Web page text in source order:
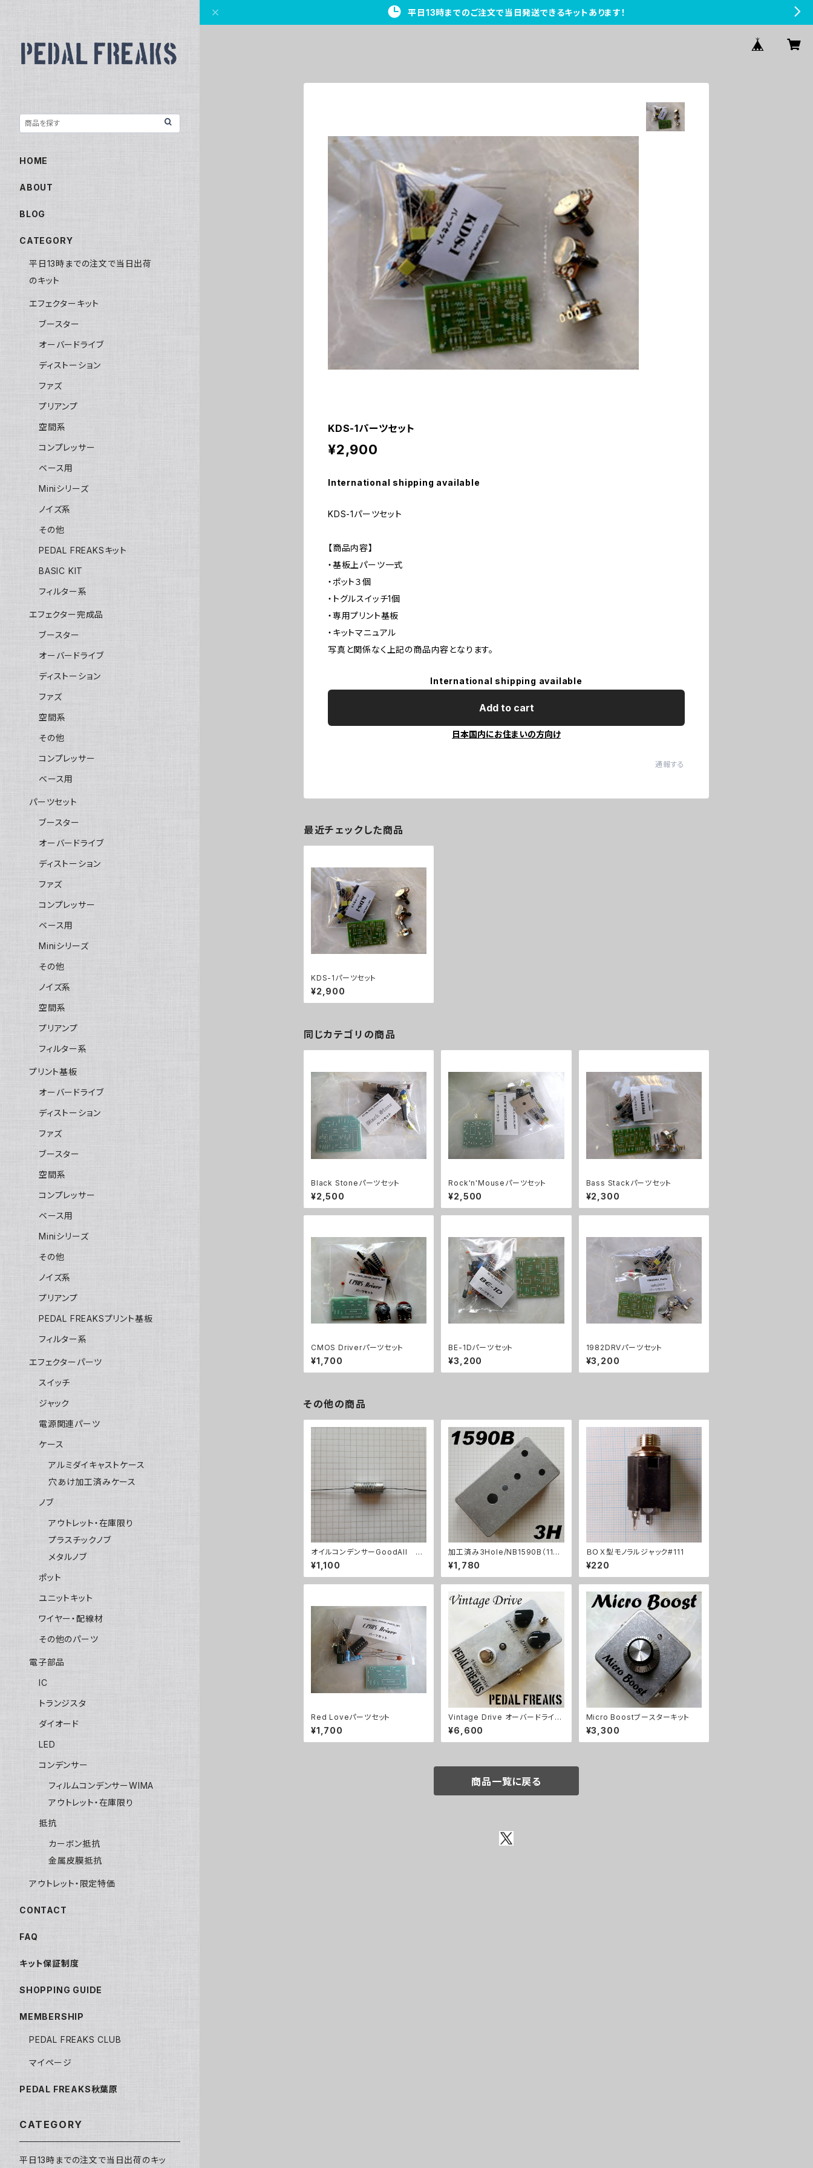
平日13時までのご注文で当日発送できるキットあります！
KDS-1パーツセット
¥2,900
International shipping available
KDS-1パーツセット
【商品内容】
・基板上パーツ一式
・ポット３個
・トグルスイッチ1個
・専用プリント基板
・キットマニュアル
写真と関係なく上記の商品内容となります。
International shipping available
Add to cart
日本国内にお住まいの方向け
通報する
最近チェックした商品
KDS-1パーツセット
¥2,900
同じカテゴリの商品
Black Stoneパーツセット
¥2,500
Rock'n'Mouseパーツセット
¥2,500
Bass Stackパーツセット
¥2,300
CMOS Driverパーツセット
¥1,700
BE-1Dパーツセット
¥3,200
1982DRVパーツセット
¥3,200
その他の商品
オイルコンデンサーGoodAll 0.
033uF【在庫限り】
¥1,100
加工済み3Hole/NB1590B（112x
61x32mm）アルミダイキャストケ
ース
¥1,780
ＢＯＸ型モノラルジャック#111
¥220
Red Loveパーツセット
¥1,700
Vintage Drive オーバードライブ
キット【PEDAL FREAKS】
¥6,600
Micro Boostブースターキット
¥3,300
商品一覧に戻る
HOME
ABOUT
BLOG
CATEGORY
平日13時までの注文で当日出荷
のキット
エフェクターキット
ブースター
オーバードライブ
ディストーション
ファズ
プリアンプ
空間系
コンプレッサー
ベース用
Miniシリーズ
ノイズ系
その他
PEDAL FREAKSキット
BASIC KIT
フィルター系
エフェクター完成品
ブースター
オーバードライブ
ディストーション
ファズ
空間系
その他
コンプレッサー
ベース用
パーツセット
ブースター
オーバードライブ
ディストーション
ファズ
コンプレッサー
ベース用
Miniシリーズ
その他
ノイズ系
空間系
プリアンプ
フィルター系
プリント基板
オーバードライブ
ディストーション
ファズ
ブースター
空間系
コンプレッサー
ベース用
Miniシリーズ
その他
ノイズ系
プリアンプ
PEDAL FREAKSプリント基板
フィルター系
エフェクターパーツ
スイッチ
ジャック
電源関連パーツ
ケース
アルミダイキャストケース
穴あけ加工済みケース
ノブ
アウトレット・在庫限り
プラスチックノブ
メタルノブ
ポット
ユニットキット
ワイヤー・配線材
その他のパーツ
電子部品
IC
トランジスタ
ダイオード
LED
コンデンサー
フィルムコンデンサーWIMA
アウトレット・在庫限り
抵抗
カーボン抵抗
金属皮膜抵抗
アウトレット・限定特価
CONTACT
FAQ
キット保証制度
SHOPPING GUIDE
MEMBERSHIP
PEDAL FREAKS CLUB
マイページ
PEDAL FREAKS秋葉原
CATEGORY
平日13時までの注文で当日出荷のキッ